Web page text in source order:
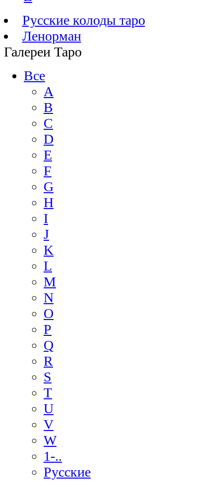
Русские колоды таро
Ленорман
Галереи Таро
Все
A
B
C
D
E
F
G
H
I
J
K
L
M
N
O
P
Q
R
S
T
U
V
W
1-..
Русские